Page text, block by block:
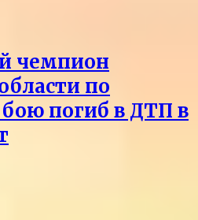
чемпион
по
погиб в ДТП в